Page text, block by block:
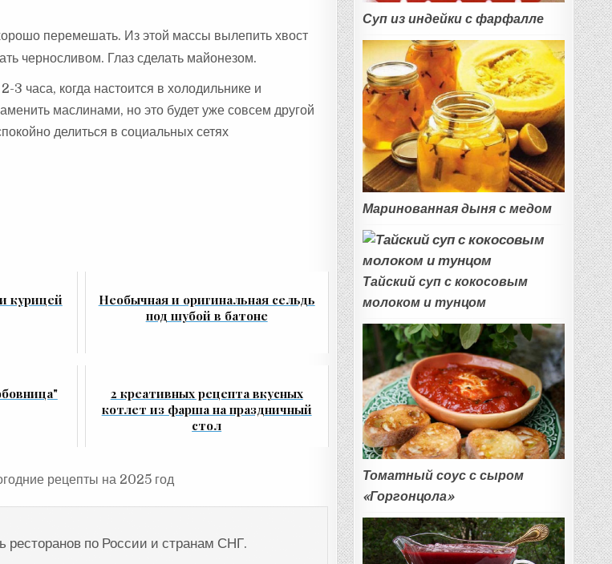
перемешать. Из этой массы вылепить хвост
черносливом. Глаз сделать майонезом.
часа, когда настоится в холодильнике и
маслинами, но это будет уже совсем другой
делиться в социальных сетях
курицей
Необычная и оригинальная сельдь
под шубой в батоне
2 креативных рецепта вкусных
котлет из фарша на праздничный
стол
рецепты на 2025 год
ресторанов по России и странам СНГ.
Суп из индейки с фарфалле
Маринованная дыня с медом
Тайский суп с кокосовым
молоком и тунцом
Томатный соус с сыром
«Горгонцола»